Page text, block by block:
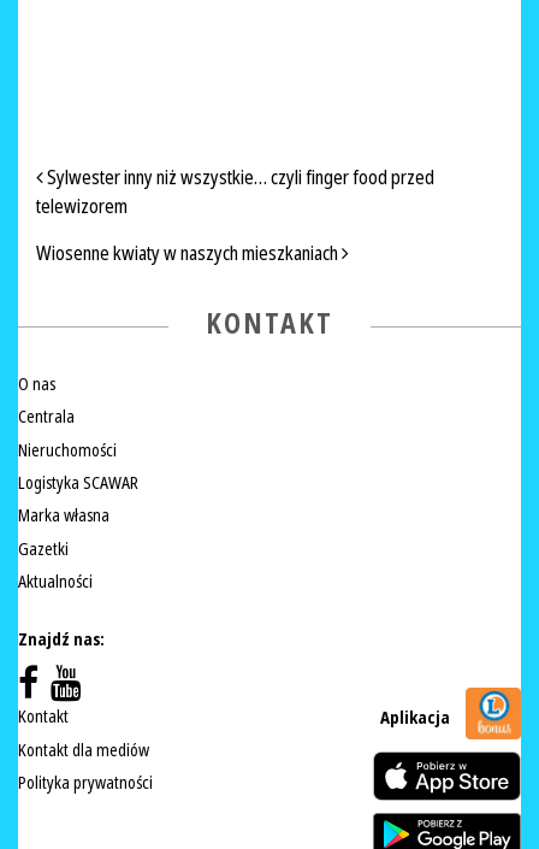
NAWIGACJA PO ARTYKUŁACH
Sylwester inny niż wszystkie… czyli finger food przed
telewizorem
Wiosenne kwiaty w naszych mieszkaniach
KONTAKT
O nas
Centrala
Nieruchomości
Logistyka SCAWAR
Marka własna
Gazetki
Aktualności
Znajdź nas:
Kontakt
Kontakt dla mediów
Polityka prywatności
Aplikacja